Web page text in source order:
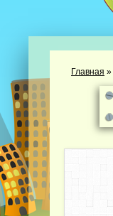
Главная »